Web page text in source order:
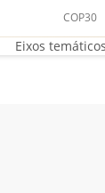
COP30
Eixos temáticos